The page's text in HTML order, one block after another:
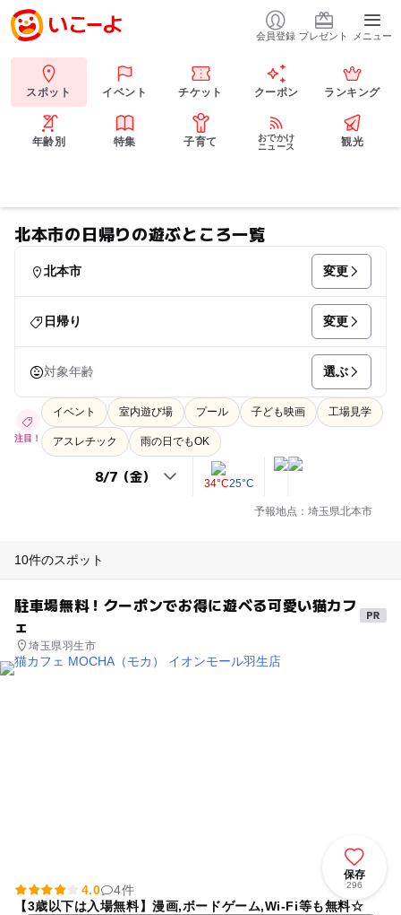
会員登録 プレゼント メニュー
スポット イベント チケット クーポン ランキング
年齢別 特集 子育て
おでかけ
ニュース
観光
北本市の日帰りの遊ぶところ一覧
北本市 変更
日帰り 変更
対象年齢 選ぶ
注目！
イベント 室内遊び場 プール 子ども映画 工場見学
アスレチック 雨の日でもOK
34°C25°C
予報地点：埼玉県北本市
10件のスポット
駐車場無料！クーポンでお得に遊べる可愛い猫カフ
ェ
埼玉県羽生市
保存
296
4.0
4件
【3歳以下は入場無料】漫画,ボードゲーム,Wi-Fi等も無料☆